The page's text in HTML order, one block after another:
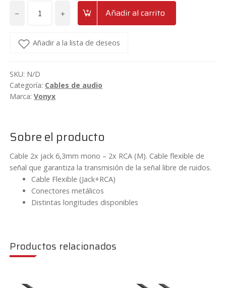
−
Jack
-
2
1,5/3
metros
Vonyx
CX324
cantidad
+ Añadir al carrito
Añadir a la lista de deseos
SKU: N/D
Categoría: Cables de audio
Marca:Vonyx
Sobre el producto
Cable 2x jack 6,3mm mono – 2x RCA (M). Cable flexible de
señal que garantiza la transmisión de la señal libre de ruidos.
Cable Flexible (Jack+RCA)
Conectores metálicos
Distintas longitudes disponibles
Productos relacionados